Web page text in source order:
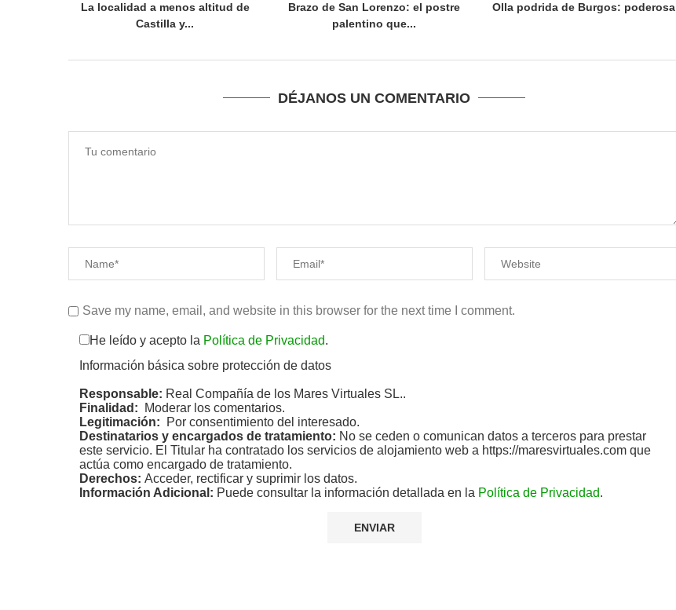
La localidad a menos altitud de
Castilla y...
Brazo de San Lorenzo: el postre
palentino que...
Olla podrida de Burgos: poderosa
DÉJANOS UN COMENTARIO
Save my name, email, and website in this browser for the next time I comment.
He leído y acepto la Política de Privacidad.
Información básica sobre protección de datos
Responsable: Real Compañía de los Mares Virtuales SL..
Finalidad: Moderar los comentarios.
Legitimación: Por consentimiento del interesado.
Destinatarios y encargados de tratamiento: No se ceden o comunican datos a terceros para prestar
este servicio. El Titular ha contratado los servicios de alojamiento web a https://maresvirtuales.com que
actúa como encargado de tratamiento.
Derechos: Acceder, rectificar y suprimir los datos.
Información Adicional: Puede consultar la información detallada en la Política de Privacidad.